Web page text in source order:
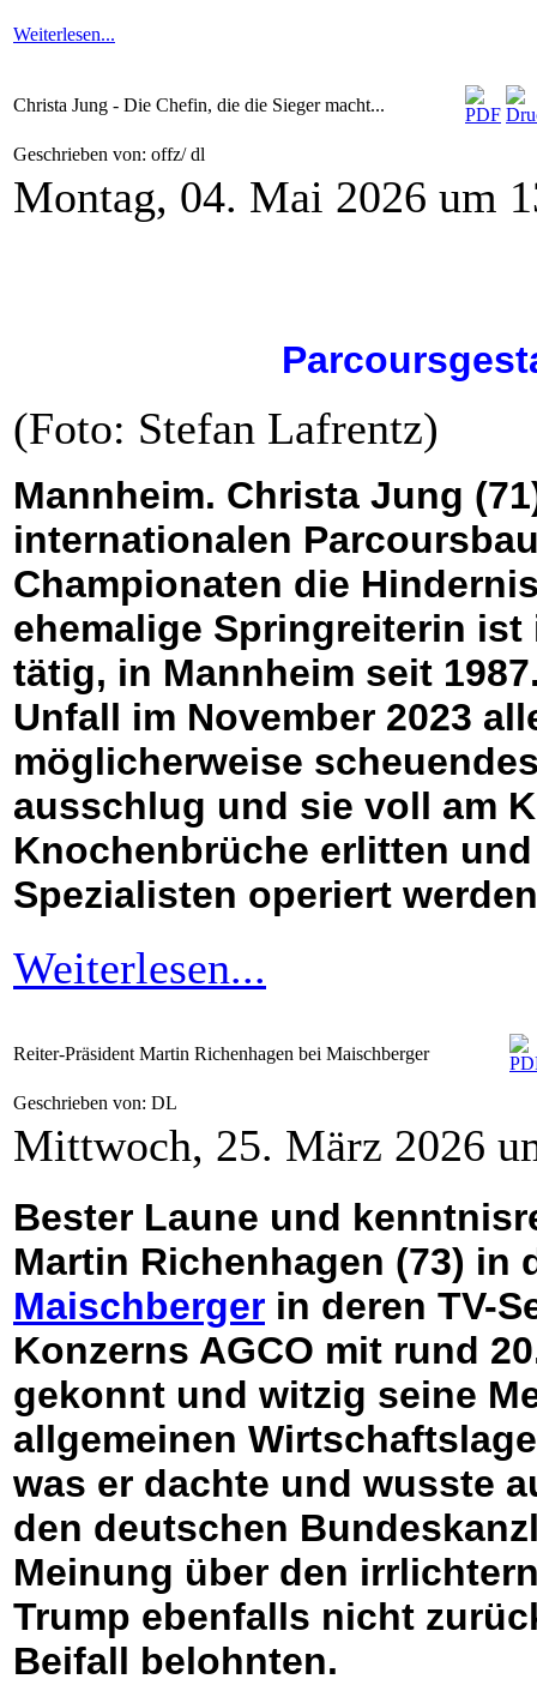
Weiterlesen...
Christa Jung - Die Chefin, die die Sieger macht...
Geschrieben von: offz/ dl
Montag, 04. Mai 2026 um
(Foto: Stefan Lafrentz)
Mannheim. Christa Jung
internationalen
Championaten die
ehemalige Springreiterin ist
tätig, in Mannheim seit
Unfall im November 2023
möglicherweise
ausschlug und sie voll am
Knochenbrüche erlitten
Spezialisten operiert
Weiterlesen...
Reiter-Präsident Martin Richenhagen bei Maischberger
Geschrieben von: DL
Mittwoch, 25. März 2026
Bester Laune und
Martin Richenhagen (73) in
Maischberger in deren TV-
Konzerns AGCO mit rund
gekonnt und witzig seine
allgemeinen
was er dachte und wusste
den deutschen
Meinung über den
Trump ebenfalls nicht
Beifall belohnten.